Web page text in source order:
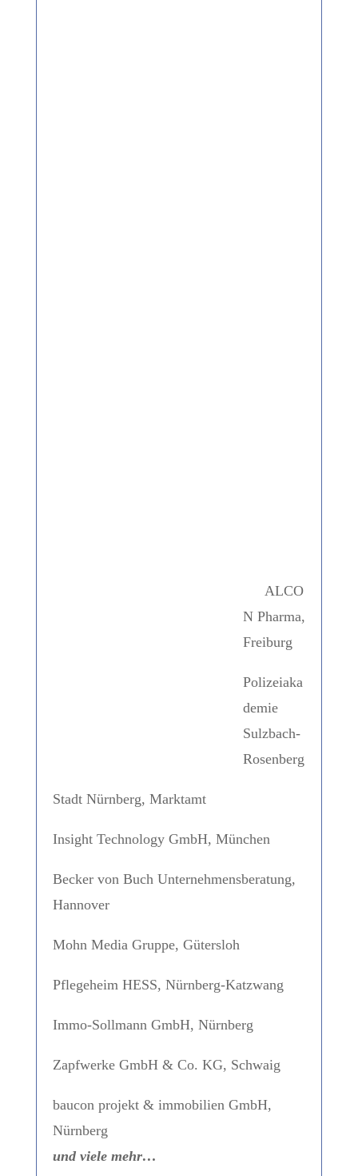
ALCO
N Pharma,
Freiburg
Polizeiaka
demie
Sulzbach-
Rosenberg
Stadt Nürnberg, Marktamt
Insight Technology GmbH, München
Becker von Buch Unternehmensberatung,
Hannover
Mohn Media Gruppe, Gütersloh
Pflegeheim HESS, Nürnberg-Katzwang
Immo-Sollmann GmbH, Nürnberg
Zapfwerke GmbH & Co. KG, Schwaig
baucon projekt & immobilien GmbH,
Nürnberg
und viele mehr…